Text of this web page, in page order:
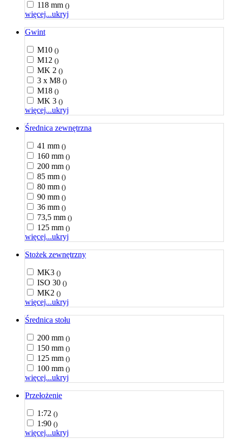
118 mm ()
więcej...ukryj
Gwint
M10 ()
M12 ()
MK 2 ()
3 x M8 ()
M18 ()
MK 3 ()
więcej...ukryj
Średnica zewnętrzna
41 mm ()
160 mm ()
200 mm ()
85 mm ()
80 mm ()
90 mm ()
36 mm ()
73,5 mm ()
125 mm ()
więcej...ukryj
Stożek zewnętrzny
MK3 ()
ISO 30 ()
MK2 ()
więcej...ukryj
Średnica stołu
200 mm ()
150 mm ()
125 mm ()
100 mm ()
więcej...ukryj
Przełożenie
1:72 ()
1:90 ()
więcej...ukryj